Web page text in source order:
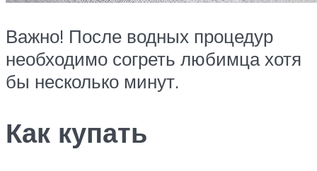
Важно! После водных процедур
необходимо согреть любимца хотя
бы несколько минут.
Как купать